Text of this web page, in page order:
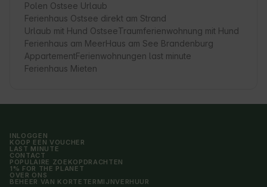
Polen Ostsee Urlaub
Ferienhaus Ostsee direkt am Strand
Urlaub mit Hund OstseeTraumferienwohnung mit Hund
Ferienhaus am MeerHaus am See Brandenburg
AppartementFerienwohnungen last minute
Ferienhaus Mieten
INLOGGEN
KOOP EEN VOUCHER
LAST MINUTE
CONTACT
POPULAIRE ZOEKOPDRACHTEN
1% FOR THE PLANET
OVER ONS
BEHEER VAN KORTETERMIJNVERHUUR